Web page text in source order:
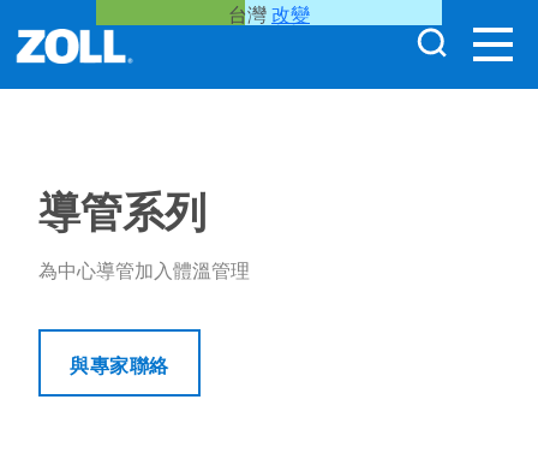
台灣改變
導管系列
為中心導管加入體溫管理
與專家聯絡